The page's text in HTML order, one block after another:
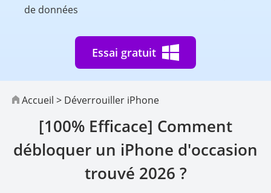
de données
Essai gratuit
Accueil > Déverrouiller iPhone
[100% Efficace] Comment
débloquer un iPhone d'occasion
trouvé 2026 ?